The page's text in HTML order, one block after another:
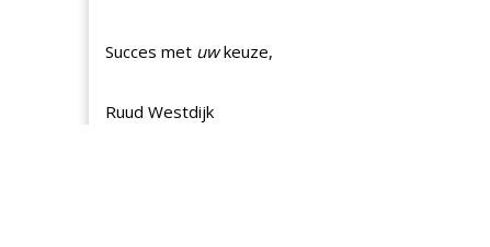
Succes met uwkeuze,
Ruud Westdijk